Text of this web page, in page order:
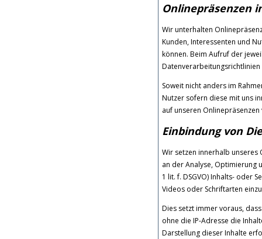
Onlinepräsenzen
Wir unterhalten
Kunden, Interessenten und
können. Beim Aufruf der
Soweit nicht anders im
Nutzer sofern diese mit uns
auf unseren
Einbindung von
Wir setzen innerhalb
an der Analyse, Optimierung
1 lit. f. DSGVO) Inhalts- oder
Videos oder Schriftarten
Dies setzt immer voraus,
ohne die IP-Adresse die
Darstellung dieser Inhalte